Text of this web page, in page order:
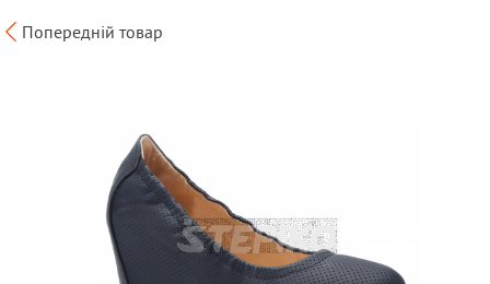
Попередній товар